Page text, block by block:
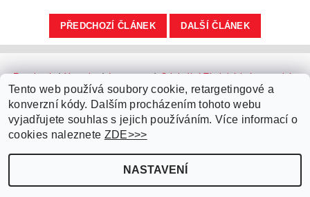
PŘEDCHOZÍ ČLÁNEK DALŠÍ ČLÁNEK
Facebook | Youtube | Instagram | Originální Thajské krémy a oleje
| Platební brána ComGate
2026 ©Parfémy do auta.cz, všechna práva vyhrazenaUpravit nastavení cookies
Tento web používá soubory cookie, retargetingové a
konverzní kódy. Dalším procházením tohoto webu
vyjadřujete souhlas s jejich používáním. Více informací o
cookies naleznete ZDE>>>
NASTAVENÍ